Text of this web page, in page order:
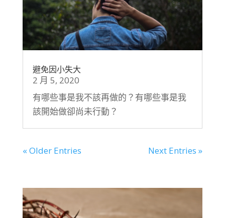
避免因小失大
2 月 5, 2020
有哪些事是我不該再做的？有哪些事是我
該開始做卻尚未行動？
« Older Entries Next Entries »